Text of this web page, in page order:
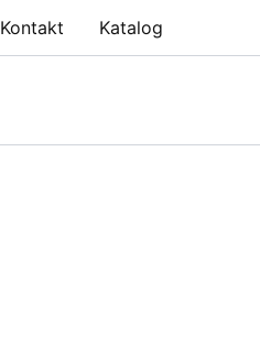
Kontakt Katalog